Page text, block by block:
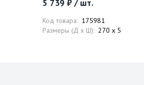
5 739 ₽ / шт.
Код товара: 175981
Размеры (Д x Ш): 270 x 5